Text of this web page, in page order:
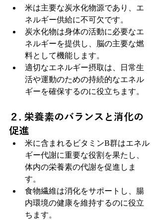
米は主要な炭水化物源であり、エ
ネルギー供給に不可欠です。
炭水化物は身体の活動に必要なエ
ネルギーを提供し、脳の主要な燃
料として機能します。
適切なエネルギー摂取は、日常生
活や運動のための持続的なエネル
ギーを確保するのに役立ちます。
２. 栄養素のバランスと消化の
促進
米に含まれるビタミンB群はエネル
ギー代謝に重要な役割を果たし、
体内の栄養素の代謝を促進しま
す。
食物繊維は消化をサポートし、腸
内環境の健康を維持するのに役立
ちます。